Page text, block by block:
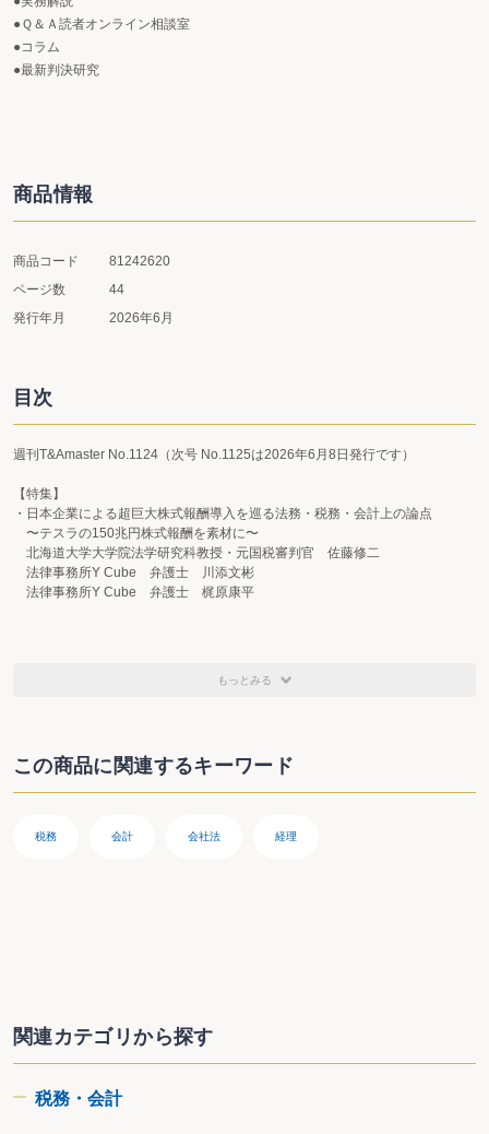
●Ｑ＆Ａ読者オンライン相談室
●コラム
●最新判決研究
商品情報
商品コード
81242620
ページ数
44
発行年月
2026年6月
目次
週刊T&Amaster No.1124（次号 No.1125は2026年6月8日発行です）
【特集】
・日本企業による超巨大株式報酬導入を巡る法務・税務・会計上の論点
〜テスラの150兆円株式報酬を素材に〜
北海道大学大学院法学研究科教授・元国税審判官 佐藤修二
法律事務所Y Cube 弁護士 川添文彬
法律事務所Y Cube 弁護士 梶原康平
・欠損金の連続申告、判断は申告書提出時
・温対法による開示、実務対応基準決定へ
・監査品質のマネジメントに関する年次報告書とAQI
【コラム・その他】
・税理士事務所回覧用 月曜朝イチCHECK
・インサイダー取引規制の「親会社」の定義が見直し
・今週の専門用語
もっとみる
この商品に関連するキーワード
税務 会計 会社法 経理
関連カテゴリから探す
税務・会計